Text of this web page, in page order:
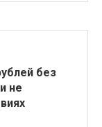
без
не